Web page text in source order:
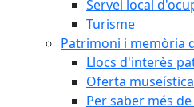
Servei local
Turisme
Patrimoni i memòria
Llocs d'interès
Oferta museística
Per saber més